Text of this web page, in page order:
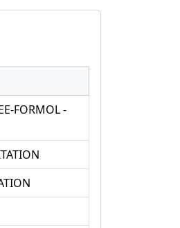
FORMOL -